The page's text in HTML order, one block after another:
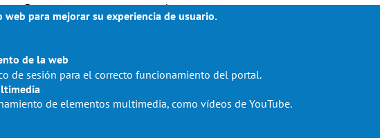
Esperamos contar con tu presencia.
para mejorar su experiencia de usuario.
de la web
de sesión para el correcto funcionamiento del portal.
de elementos multimedia, como vídeos de YouTube.